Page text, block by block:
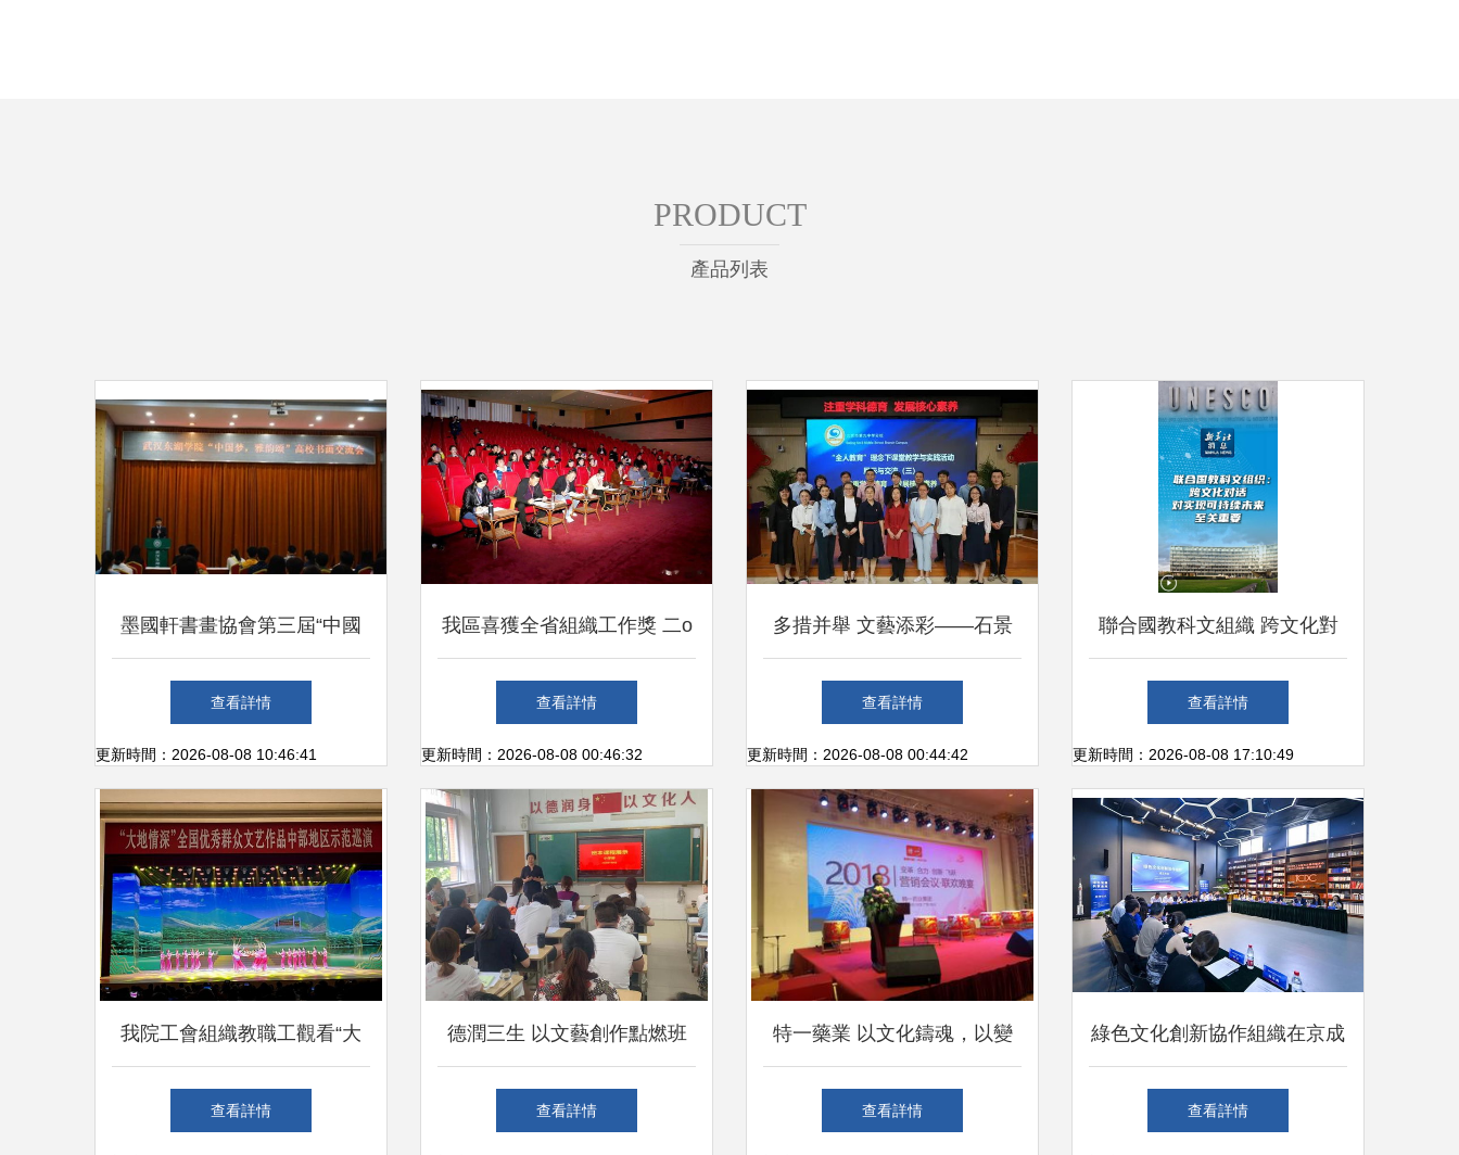
PRODUCT
產品列表
墨國軒書畫協會第三屆“中國
夢·雅韻頌”書畫交流會成功舉
辦，共繪時代華章
查看詳情
更新時間：2026-08-08 10:46:41
我區喜獲全省組織工作獎 二o
二o年山西省十大群眾文化活
動圓滿收官
查看詳情
更新時間：2026-08-08 00:46:32
多措并舉 文藝添彩——石景
山區在教育支援合作中展現文
化軟實力
查看詳情
更新時間：2026-08-08 00:44:42
聯合國教科文組織 跨文化對
話是實現可持續未來的關鍵
查看詳情
更新時間：2026-08-08 17:10:49
我院工會組織教職工觀看“大
地情深”全國優秀群眾文藝作
查看詳情
德潤三生 以文藝創作點燃班
級精神文化之火
查看詳情
特一藥業 以文化鑄魂，以變
革賦能，繪就穩健增長新藍圖
查看詳情
綠色文化創新協作組織在京成
立 文藝創作的新引擎與生態
查看詳情